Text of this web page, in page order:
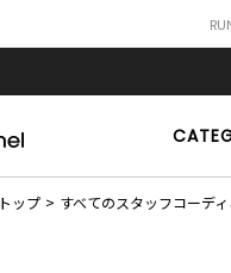
ップ すべてのスタッフコーデ